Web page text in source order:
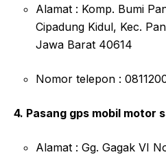
Alamat : Komp. Bumi
Cipadung Kidul, Kec.
Jawa Barat 40614
Nomor telepon :
4. Pasang gps mobil motor
Alamat : Gg. Gagak VI